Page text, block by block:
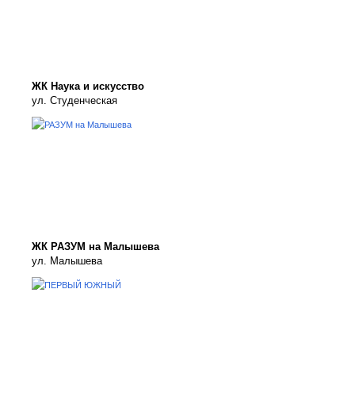
ЖК Наука и искусство
ул. Студенческая
ЖК РАЗУМ на Малышева
ул. Малышева